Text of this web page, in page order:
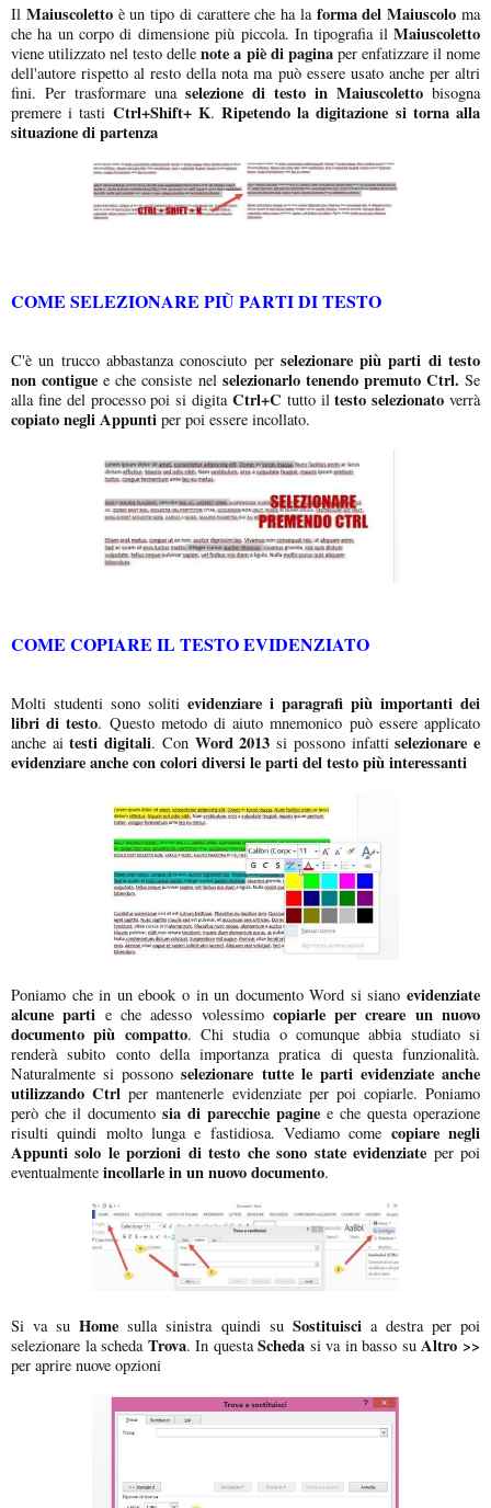
Il Maiuscolettoè un tipo di carattere che ha laforma del Maiuscolo ma
che ha un corpo di dimensione più piccola. In tipografia il Maiuscoletto
viene utilizzato nel testo dellenote a piè di paginaper enfatizzare il nome
dell'autore rispetto al resto della nota ma può essere usato anche per altri
fini. Per trasformare unaselezione di testo in Maiuscoletto bisogna
premere i tasti Ctrl+Shift+ K.Ripetendo la digitazione si torna alla
situazione di partenza
COME SELEZIONARE PIÙ PARTI DI TESTO
C'è un trucco abbastanza conosciuto per selezionare più parti di testo
non contigue e che consiste nel selezionarlo tenendo premuto Ctrl. Se
alla fine del processo poi si digitaCtrl+C tutto iltesto selezionato verrà
copiato negli Appunti per poi essere incollato.
COME COPIARE IL TESTO EVIDENZIATO
Molti studenti sono soliti evidenziare i paragrafi più importanti dei
libri di testo. Questo metodo di aiuto mnemonico può essere applicato
anche aitesti digitali. Con Word 2013 si possono infattiselezionare e
evidenziare anche con colori diversi le parti del testo più interessanti
Poniamo che in un ebook o in un documento Word si siano evidenziate
alcune parti e che adesso volessimo copiarle per creare un nuovo
documento più compatto. Chi studia o comunque abbia studiato si
renderà subito conto della importanza pratica di questa funzionalità.
Naturalmente si possonoselezionare tutte le parti evidenziate anche
utilizzando Ctrl per mantenerle evidenziate per poi copiarle. Poniamo
però che il documento sia di parecchie pagine e che questa operazione
risulti quindi molto lunga e fastidiosa. Vediamo come copiare negli
Appunti solo le porzioni di testo che sono state evidenziate per poi
eventualmente incollarle in un nuovo documento.
Si va suHome sulla sinistra quindi su Sostituisci a destra per poi
selezionare la scheda Trova. In questaScheda si va in basso suAltro >>
per aprire nuove opzioni